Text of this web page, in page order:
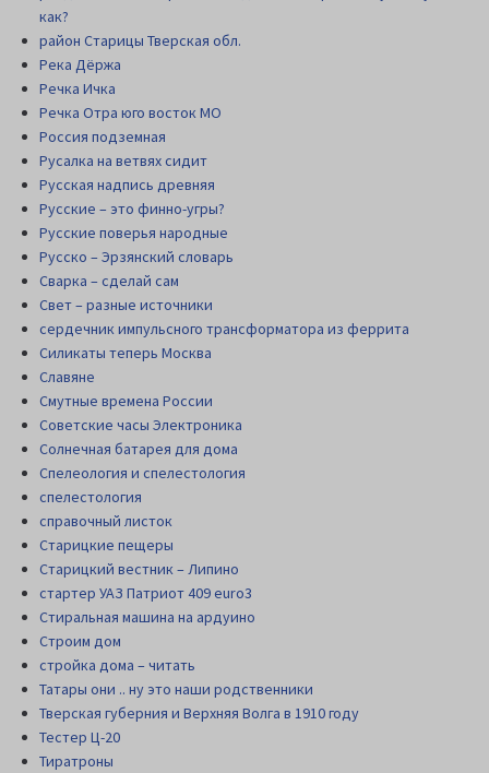
как?
район Старицы Тверская обл.
Река Дёржа
Речка Ичка
Речка Отра юго восток МО
Россия подземная
Русалка на ветвях сидит
Русская надпись древняя
Русские – это финно-угры?
Русские поверья народные
Русско – Эрзянский словарь
Сварка – сделай сам
Свет – разные источники
сердечник импульсного трансформатора из феррита
Силикаты теперь Москва
Славяне
Смутные времена России
Советские часы Электроника
Солнечная батарея для дома
Спелеология и спелестология
спелестология
справочный листок
Старицкие пещеры
Старицкий вестник – Липино
стартер УАЗ Патриот 409 euro3
Стиральная машина на ардуино
Строим дом
стройка дома – читать
Татары они .. ну это наши родственники
Тверская губерния и Верхняя Волга в 1910 году
Тестер Ц-20
Тиратроны